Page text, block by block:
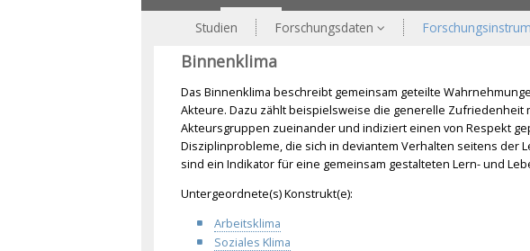
Studien Forschungsdaten
Binnenklima
Das Binnenklima beschreibt gemeinsam geteilte
Akteure. Dazu zählt beispielsweise die generelle
Akteursgruppen zueinander und indiziert einen von Respekt
Disziplinprobleme, die sich in deviantem Verhalten seitens der
sind ein Indikator für eine gemeinsam gestalteten Lern- und
Untergeordnete(s) Konstrukt(e):
Arbeitsklima
Soziales Klima